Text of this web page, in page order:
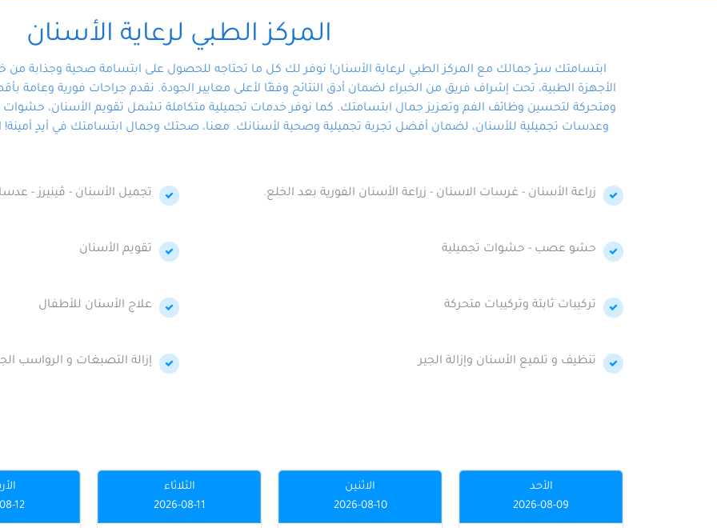
المركز الطبي لرعاية الأسنان
ابتسامتك سرّ جمالك مع المركز الطبي لرعاية الأسنان! نوفر لك كل ما تحتاجه للحصول على ابتسامة صحية وجذابة
الأجهزة الطبية، تحت إشراف فريق من الخبراء لضمان أدق النتائج وفقًا لأعلى معايير الجودة. نقدم جراحات فورية وعامة
ومتحركة لتحسين وظائف الفم وتعزيز جمال ابتسامتك. كما نوفر خدمات تجميلية متكاملة تشمل تقويم الأسنان، حشوات
وعدسات تجميلية للأسنان، لضمان أفضل تجربة تجميلية وصحية لأسنانك. معنا، صحتك وجمال ابتسامتك في أيدٍ أمينة!
زراعة الأسنان - غرسات الاسنان - زراعة الأسنان الفورية بعد الخلع. تجميل الأسنان - ڤينيرز -
حشو عصب - حشوات تجميلية تقويم الأسنان
تركيبات ثابتة وتركيبات متحركة علاج الأسنان للأطفال
تنظيف و تلميع الأسنان وإزالة الجير إزالة التصبغات و الرواسب
الأحد
2026-08-09
الاثنين
2026-08-10
الثلاثاء
2026-08-11
12